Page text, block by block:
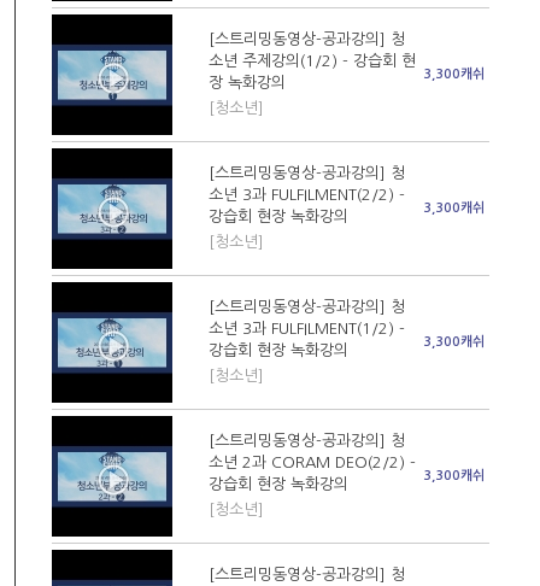
[스트리밍동영상-공과강의] 청
소년 주제강의(1/2) - 강습회 현
장 녹화강의
[청소년]
3,300캐쉬
[스트리밍동영상-공과강의] 청
소년 3과 FULFILMENT(2/2) -
강습회 현장 녹화강의
[청소년]
3,300캐쉬
[스트리밍동영상-공과강의] 청
소년 3과 FULFILMENT(1/2) -
강습회 현장 녹화강의
[청소년]
3,300캐쉬
[스트리밍동영상-공과강의] 청
소년 2과 CORAM DEO(2/2) -
강습회 현장 녹화강의
[청소년]
3,300캐쉬
[스트리밍동영상-공과강의] 청